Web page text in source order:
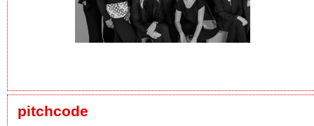
pitchcode